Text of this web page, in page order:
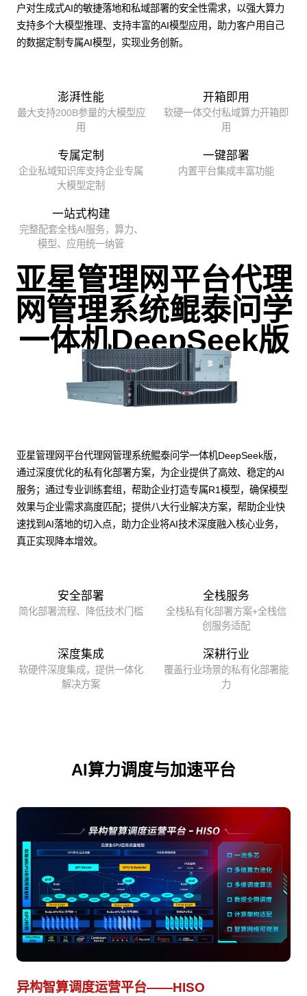
户对生成式AI的敏捷落地和私域部署的安全性需求，以强大算力
支持多个大模型推理、支持丰富的AI模型应用，助力客户用自己
的数据定制专属AI模型，实现业务创新。
澎湃性能
最大支持200B参量的大模型应
用
开箱即用
软硬一体交付私域算力开箱即
用
专属定制
企业私域知识库支持企业专属
大模型定制
一键部署
内置平台集成丰富功能
一站式构建
完整配套全栈AI服务，算力、
模型、应用统一纳管
亚星管理网平台代理
网管理系统鲲泰问学
一体机DeepSeek版
亚星管理网平台代理网管理系统鲲泰问学一体机DeepSeek版，
通过深度优化的私有化部署方案，为企业提供了高效、稳定的AI
服务；通过专业训练套组，帮助企业打造专属R1模型，确保模型
效果与企业需求高度匹配；提供八大行业解决方案，帮助企业快
速找到AI落地的切入点，助力企业将AI技术深度融入核心业务，
真正实现降本增效。
安全部署
简化部署流程、降低技术门槛
全栈服务
全栈私有化部署方案+全栈信
创服务适配
深度集成
软硬件深度集成，提供一体化
解决方案
深耕行业
覆盖行业场景的私有化部署能
力
AI算力调度与加速平台
异构智算调度运营平台——HISO